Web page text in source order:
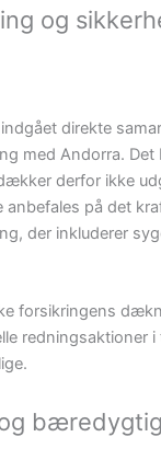
og
direkte
med Andorra. Det
derfor ikke
anbefales på det
der inkluderer
forsikringens
redningsaktioner